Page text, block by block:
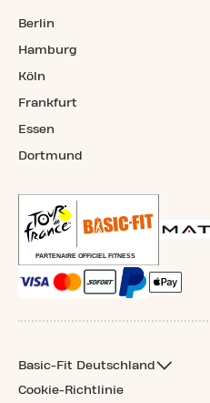
Berlin
Hamburg
Köln
Frankfurt
Essen
Dortmund
Basic-Fit Deutschland
Cookie-Richtlinie